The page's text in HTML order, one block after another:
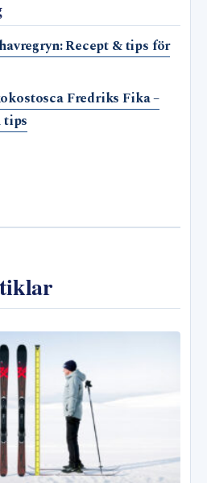
Recept & tips för
Fredriks Fika –
tips